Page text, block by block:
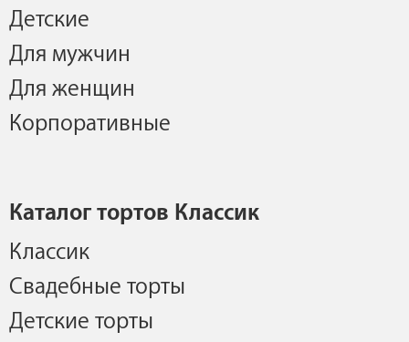
Детские
Для мужчин
Для женщин
Корпоративные
Каталог тортов Классик
Классик
Свадебные торты
Детские торты